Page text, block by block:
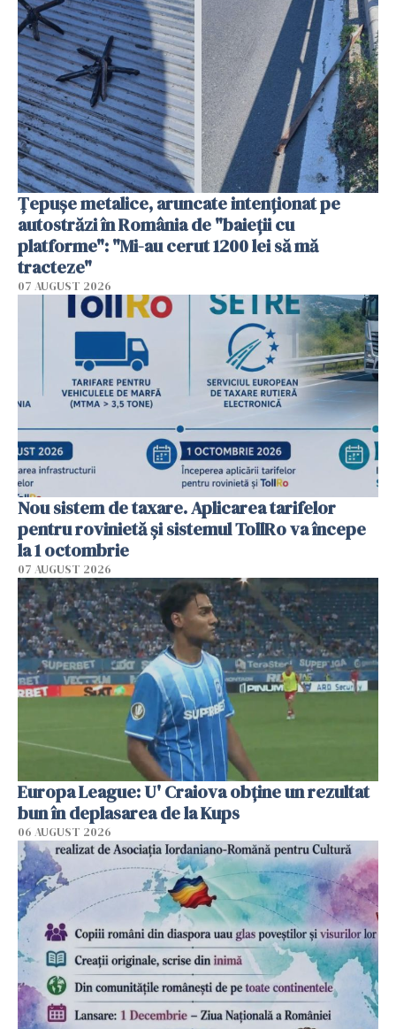
Țepușe metalice, aruncate intenționat pe
autostrăzi în România de "baieții cu
platforme": "Mi-au cerut 1200 lei să mă
tracteze"
07 AUGUST 2026
Nou sistem de taxare. Aplicarea tarifelor
pentru rovinietă şi sistemul TollRo va începe
la 1 octombrie
07 AUGUST 2026
Europa League: U' Craiova obține un rezultat
bun în deplasarea de la Kups
06 AUGUST 2026